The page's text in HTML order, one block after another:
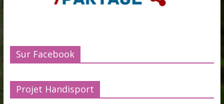
Sur Facebook
Projet Handisport